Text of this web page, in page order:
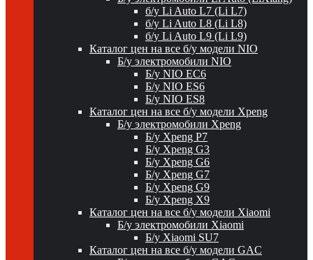
б/у Li Auto L7 (Li L7)
б/у Li Auto L8 (Li L8)
б/у Li Auto L9 (Li L9)
Каталог цен на все б/у модели NIO
Б/у электромобили NIO
Б/у NIO EC6
Б/у NIO ES6
Б/у NIO ES8
Каталог цен на все б/у модели Xpeng
Б/у электромобили Xpeng
Б/у Xpeng P7
Б/у Xpeng G3
Б/у Xpeng G6
Б/у Xpeng G7
Б/у Xpeng G9
Б/у Xpeng X9
Каталог цен на все б/у модели Xiaomi
Б/у электромобили Xiaomi
Б/у Xiaomi SU7
Каталог цен на все б/у модели GAC